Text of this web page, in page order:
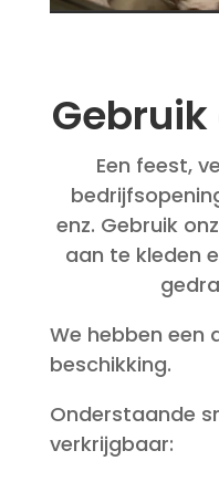
Een feest,
enz. Gebruik
aan te kleden
We hebben een
beschikking.
Onderstaande
verkrijgbaar: